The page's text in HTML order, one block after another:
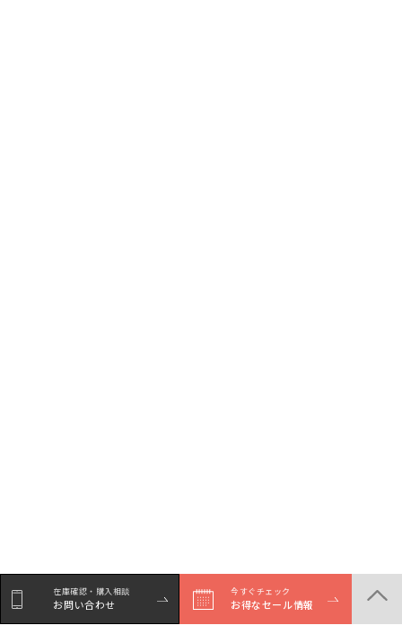
在庫確認・購入相談
お問い合わせ
今すぐチェック
お得なセール情報